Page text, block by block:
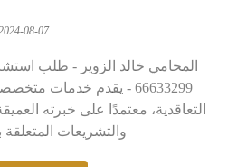
08-07
المحامي خالد الزوير - طلب
66633299 - يقدم خدمات
التعاقدية، معتمدًا على خبرته
والتشريعات المتعلقة